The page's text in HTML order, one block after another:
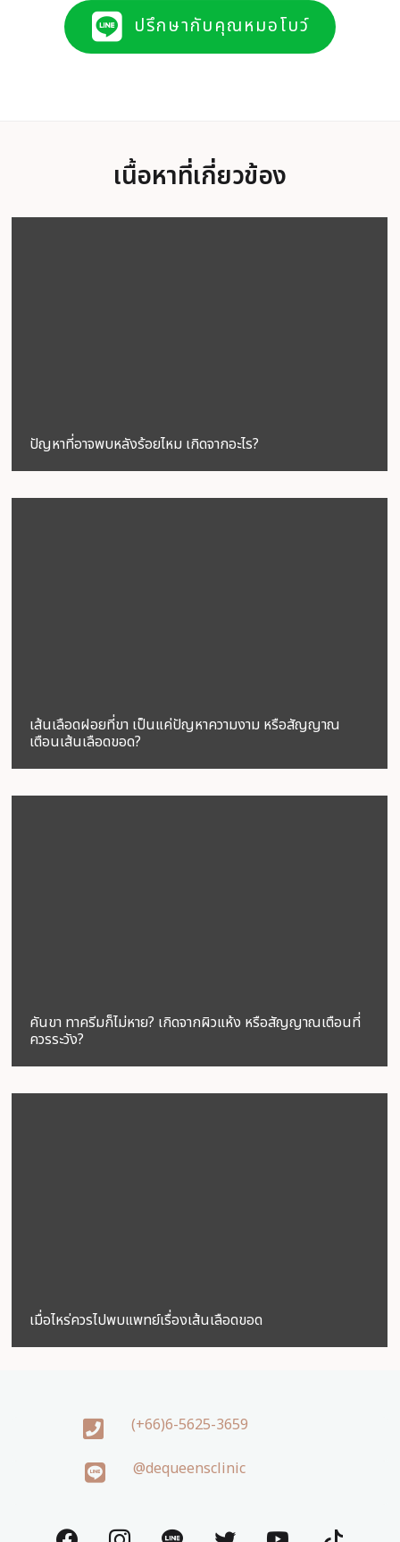
ปรึกษากับคุณหมอโบว์
เนื้อหาที่เกี่ยวข้อง
ปัญหาที่อาจพบหลังร้อยไหม เกิดจากอะไร?
เส้นเลือดฝอยที่ขา เป็นแค่ปัญหาความงาม หรือสัญญาณ
เตือนเส้นเลือดขอด?
คันขา ทาครีมก็ไม่หาย? เกิดจากผิวแห้ง หรือสัญญาณเตือนที่
ควรระวัง?
เมื่อไหร่ควรไปพบแพทย์เรื่องเส้นเลือดขอด
(+66)6-5625-3659
@dequeensclinic